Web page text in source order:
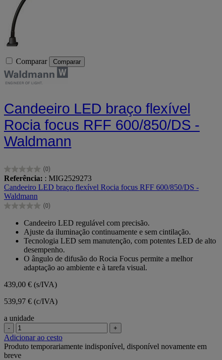
Comparar Comparar
Candeeiro LED braço flexível
Rocia focus RFF 600/850/DS -
Waldmann
(0)
0.0
em
5
estrelas.
Referência: : MIG2529273
Candeeiro LED braço flexível Rocia focus RFF 600/850/DS -
Waldmann
(0)
0.0
estrelas.
Candeeiro LED regulável com precisão.
Ajuste da iluminação continuamente e sem cintilação.
Tecnologia LED sem manutenção, com potentes LED de alto
desempenho.
O ângulo de difusão do Rocia Focus permite a melhor
adaptação ao ambiente e à tarefa visual.
439,00 € (s/IVA)
539,97 € (c/IVA)
a unidade
- +
Adicionar ao cesto
Produto temporariamente indisponível, disponível novamente em
breve